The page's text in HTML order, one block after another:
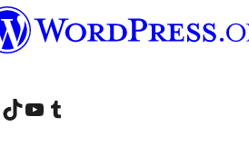
আমাদের TikTok অ্যাকাউন্টটি দেখুনআমাদের ইউটিউব চ্যানেলে যান আমাদের টাম্বলার অ্যাকাউন্ট দেখুন